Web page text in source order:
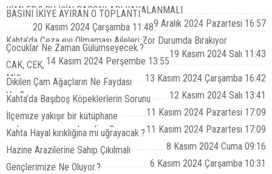
KİMLER.? BU İŞİN BARONLARI YAKALANMALI
9 Aralık 2024 Pazartesi 16:57
BASINI İKİYE AYIRAN O TOPLANTI.
20 Kasım 2024 Çarşamba 11:48
Kahta’da Ceza evi Olmaması Aileleri Zor Durumda Bırakıyor
19 Kasım 2024 Salı 11:43
Çocuklar Ne Zaman Gülümseyecek.?
14 Kasım 2024 Perşembe 13:55
CAK, CEK,
MİŞ.
13 Kasım 2024 Çarşamba 16:42
Dikilen Çam Ağaçların Ne Faydası
Var.?
12 Kasım 2024 Salı 13:41
Kahta’da Başıboş Köpeklerlerin Sorunu
11 Kasım 2024 Pazartesi 17:09
İlçemize yakışır bir kütüphane
açılması zamanı gelmedi mi?
11 Kasım 2024 Pazartesi 17:09
Kahta Hayal kırıklığına mı uğrayacak.?
8 Kasım 2024 Cuma 09:16
Hazine Arazilerine Sahip Çıkılmalı
6 Kasım 2024 Çarşamba 10:31
Gençlerimize Ne Oluyor.?